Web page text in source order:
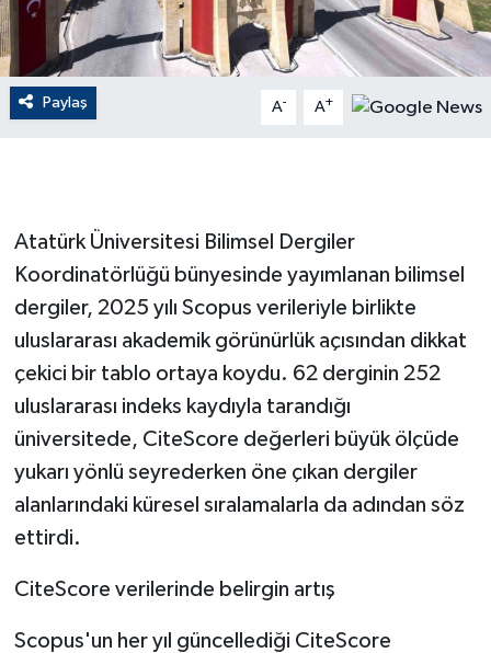
Paylaş A- A+
Atatürk Üniversitesi Bilimsel Dergiler
Koordinatörlüğü bünyesinde yayımlanan bilimsel
dergiler, 2025 yılı Scopus verileriyle birlikte
uluslararası akademik görünürlük açısından dikkat
çekici bir tablo ortaya koydu. 62 derginin 252
uluslararası indeks kaydıyla tarandığı
üniversitede, CiteScore değerleri büyük ölçüde
yukarı yönlü seyrederken öne çıkan dergiler
alanlarındaki küresel sıralamalarla da adından söz
ettirdi.
CiteScore verilerinde belirgin artış
Scopus'un her yıl güncellediği CiteScore
Gayrimenkul
GENEL
GÜNDEM
HABERDE İNSAN
İş Dünyası
Jandarma
KÜLTÜR SANAT